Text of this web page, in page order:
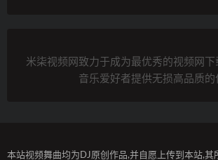
米柒视频网致力于成为最优秀的视频网
音乐爱好者提供无损高品质的
本站视频舞曲均为DJ原创作品,并自愿上传到本站,其